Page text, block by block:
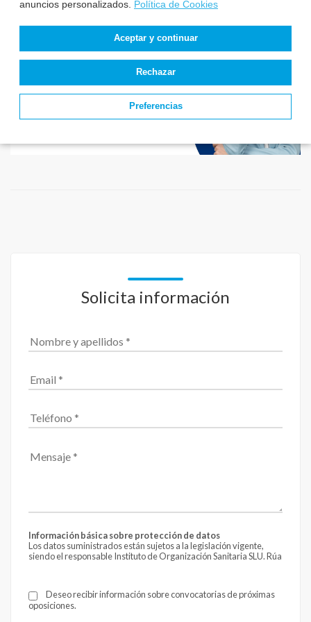
anuncios personalizados. Política de Cookies
Aceptar y continuar
Rechazar
Preferencias
Solicita información
Información básica sobre protección de datos
Los datos suministrados están sujetos a la legislación vigente,
siendo el responsable Instituto de Organización Sanitaria SLU. Rúa
legitimación el consentimiento que te solicitamos al recabar estos
datos.
Deseo recibir información sobre convocatorias de próximas
oposiciones.